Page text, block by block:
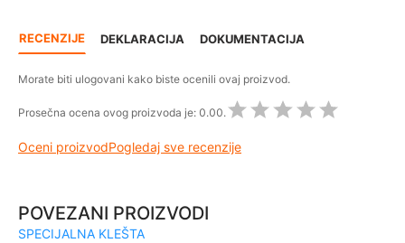
RECENZIJE DEKLARACIJA DOKUMENTACIJA
Morate biti ulogovani kako biste ocenili ovaj proizvod.
Prosečna ocena ovog proizvoda je: 0.00.
Oceni proizvodPogledaj sve recenzije
POVEZANI PROIZVODI
SPECIJALNA KLEŠTA